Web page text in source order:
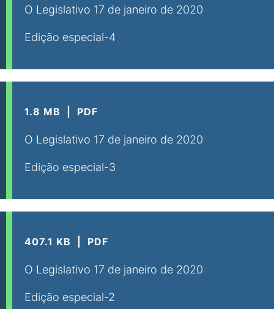
O Legislativo 17 de janeiro de 2020
Edição especial-4
1.8 MB PDF
O Legislativo 17 de janeiro de 2020
Edição especial-3
407.1 KB PDF
O Legislativo 17 de janeiro de 2020
Edição especial-2